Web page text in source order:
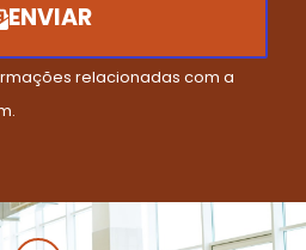
ENVIAR
relacionadas com a